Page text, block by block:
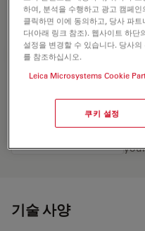
2,5x/0,07
견적 요청하기
기술 사양
하여, 분석을 수행하고 광고 캠페
클릭하면 이에 동의하고, 당사 파
다(아래 링크 참조). 웹사이트 하단
설정을 변경할 수 있습니다. 당사
를 참조하십시오.
Leica Microsystems Cookie
쿠키 설정